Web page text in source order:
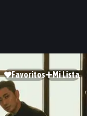
Favoritos Mi Lista